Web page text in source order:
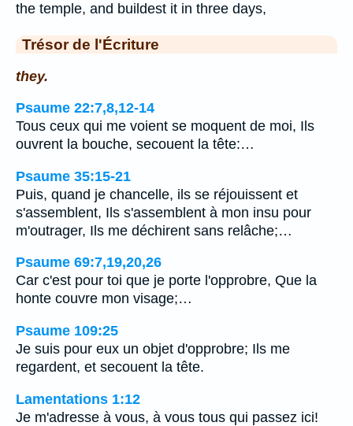
the temple, and buildest it in three days,
Trésor de l'Écriture
they.
Psaume 22:7,8,12-14
Tous ceux qui me voient se moquent de moi, Ils
ouvrent la bouche, secouent la tête:…
Psaume 35:15-21
Puis, quand je chancelle, ils se réjouissent et
s'assemblent, Ils s'assemblent à mon insu pour
m'outrager, Ils me déchirent sans relâche;…
Psaume 69:7,19,20,26
Car c'est pour toi que je porte l'opprobre, Que la
honte couvre mon visage;…
Psaume 109:25
Je suis pour eux un objet d'opprobre; Ils me
regardent, et secouent la tête.
Lamentations 1:12
Je m'adresse à vous, à vous tous qui passez ici!